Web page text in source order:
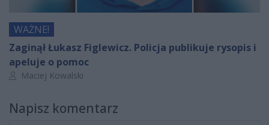
WAŻNE!
Zaginął Łukasz Figlewicz. Policja publikuje rysopis i
apeluje o pomoc
Autor artykułu:
Maciej Kowalski
Napisz komentarz